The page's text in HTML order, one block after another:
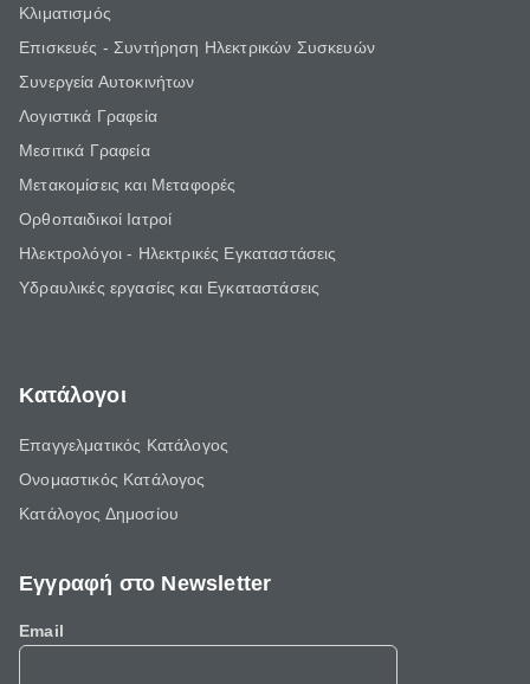
Κλιματισμός
Επισκευές - Συντήρηση Ηλεκτρικών Συσκευών
Συνεργεία Αυτοκινήτων
Λογιστικά Γραφεία
Μεσιτικά Γραφεία
Μετακομίσεις και Μεταφορές
Ορθοπαιδικοί Ιατροί
Ηλεκτρολόγοι - Ηλεκτρικές Εγκαταστάσεις
Υδραυλικές εργασίες και Εγκαταστάσεις
Κατάλογοι
Επαγγελματικός Κατάλογος
Ονομαστικός Κατάλογος
Κατάλογος Δημοσίου
Εγγραφή στο Newsletter
Email